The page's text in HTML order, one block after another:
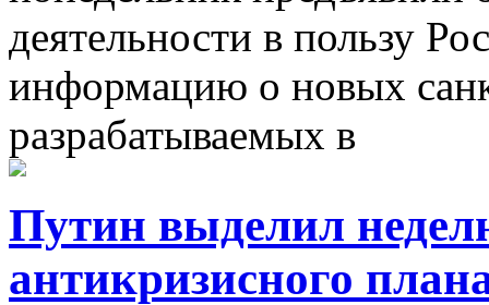
деятельности в пользу
информацию о новых
разрабатываемых в
Путин выделил
антикризисного